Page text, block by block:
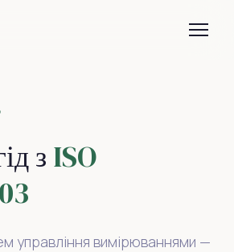
з ISO
управління вимірюваннями —